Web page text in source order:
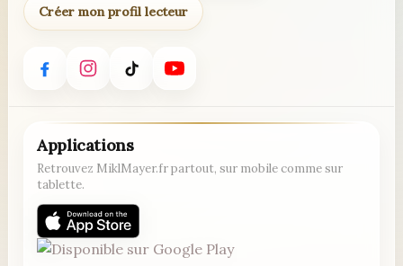
Créer mon profil lecteur
Applications
Retrouvez MiklMayer.fr partout, sur mobile comme sur
tablette.